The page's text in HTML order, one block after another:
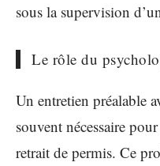
sous la supervision
Le rôle du
Un entretien préalable
souvent nécessaire
retrait de permis. Ce